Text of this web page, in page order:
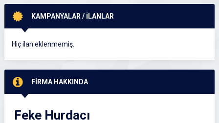
KAMPANYALAR / İLANLAR
Hiç ilan eklenmemiş.
FİRMA HAKKINDA
Feke Hurdacı